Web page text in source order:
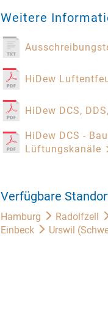
Weitere
HiDew
HiDew DCS,
HiDew DCS -
Lüftungskanäle
Verfügbare
Hamburg Radolfzell
Einbeck
Urswil